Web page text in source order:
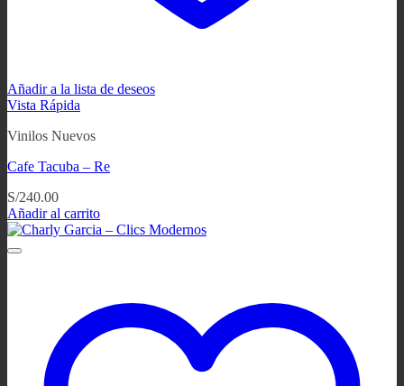
Añadir a la lista de deseos
Vista Rápida
Vinilos Nuevos
Cafe Tacuba – Re
S/240.00
Añadir al carrito